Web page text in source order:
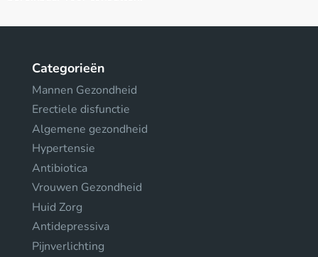
Categorieën
Mannen Gezondheid
Erectiele disfunctie
Algemene gezondheid
Hypertensie
Antibiotica
Vrouwen Gezondheid
Huid Zorg
Antidepressiva
Pijnverlichting